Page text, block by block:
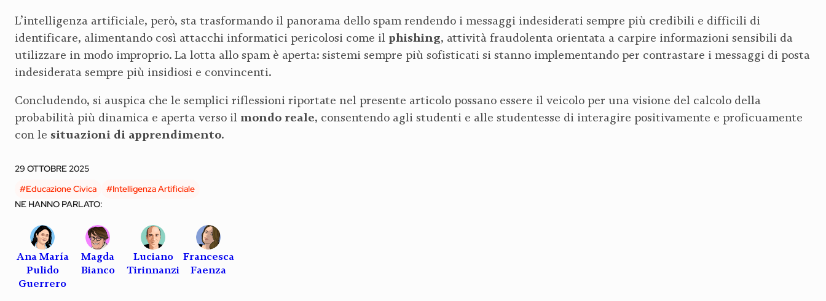
L’intelligenza artificiale, però, sta trasformando il panorama dello spam rendendo i messaggi indesiderati sempre più credibili e difficili di
identificare, alimentando così attacchi informatici pericolosi come il phishing, attività fraudolenta orientata a carpire informazioni sensibili da
utilizzare in modo improprio. La lotta allo spam è aperta: sistemi sempre più sofisticati si stanno implementando per contrastare i messaggi di posta
indesiderata sempre più insidiosi e convincenti.
Concludendo, si auspica che le semplici riflessioni riportate nel presente articolo possano essere il veicolo per una visione del calcolo della
probabilità più dinamica e aperta verso il mondo reale, consentendo agli studenti e alle studentesse di interagire positivamente e proficuamente
con le situazioni di apprendimento.
29 OTTOBRE 2025
#Educazione Civica
#Intelligenza Artificiale
NE HANNO PARLATO:
Ana María
Pulido
Guerrero
Magda
Bianco
Luciano
Tirinnanzi
Francesca
Faenza